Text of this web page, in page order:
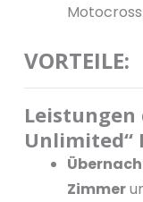
VORTEILE:
Leistungen
Unlimited“
Zimmer